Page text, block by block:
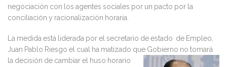
negociación con los agentes sociales por un pacto por la
conciliación y racionalización horaria.
La medida está liderada por el secretario de estado de Empleo,
Juan Pablo Riesgo el cual ha matizado que Gobierno no tomará
la decisión de cambiar el huso horario